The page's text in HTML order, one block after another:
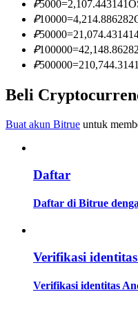
Menjadi Pedagang
Nikmati pembagian
Informasi
Analisis data besar
₽5000=2,107.443141
₽10000=4,214.886282
₽50000=
₽100000=
₽500000=
Beli
Buat akun Bitrue untuk
Daftar
Daftar di Bitrue
Verifikasi
Verifikasi identitas